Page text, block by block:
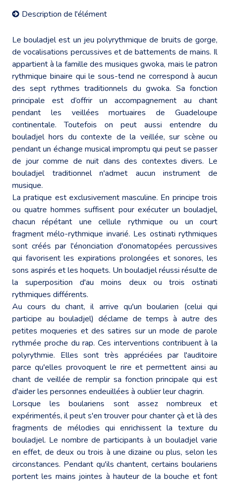
Description de l'élément
Le bouladjel est un jeu polyrythmique de bruits de gorge,
de vocalisations percussives et de battements de mains. Il
appartient à la famille des musiques gwoka, mais le patron
rythmique binaire qui le sous-tend ne correspond à aucun
des sept rythmes traditionnels du gwoka. Sa fonction
principale est d’offrir un accompagnement au chant
pendant les veillées mortuaires de Guadeloupe
continentale. Toutefois on peut aussi entendre du
bouladjel hors du contexte de la veillée, sur scène ou
pendant un échange musical impromptu qui peut se passer
de jour comme de nuit dans des contextes divers. Le
bouladjel traditionnel n'admet aucun instrument de
musique.
La pratique est exclusivement masculine. En principe trois
ou quatre hommes suffisent pour exécuter un bouladjel,
chacun répétant une cellule rythmique ou un court
fragment mélo-rythmique invarié. Les ostinati rythmiques
sont créés par l'énonciation d'onomatopées percussives
qui favorisent les expirations prolongées et sonores, les
sons aspirés et les hoquets. Un bouladjel réussi résulte de
la superposition d'au moins deux ou trois ostinati
rythmiques différents.
Au cours du chant, il arrive qu'un boularien (celui qui
participe au bouladjel) déclame de temps à autre des
petites moqueries et des satires sur un mode de parole
rythmée proche du rap. Ces interventions contribuent à la
polyrythmie. Elles sont très appréciées par l'auditoire
parce qu'elles provoquent le rire et permettent ainsi au
chant de veillée de remplir sa fonction principale qui est
d'aider les personnes endeuillées à oublier leur chagrin.
Lorsque les boulariens sont assez nombreux et
expérimentés, il peut s'en trouver pour chanter çà et là des
fragments de mélodies qui enrichissent la texture du
bouladjel. Le nombre de participants à un bouladjel varie
en effet, de deux ou trois à une dizaine ou plus, selon les
circonstances. Pendant qu'ils chantent, certains boulariens
portent les mains jointes à hauteur de la bouche et font